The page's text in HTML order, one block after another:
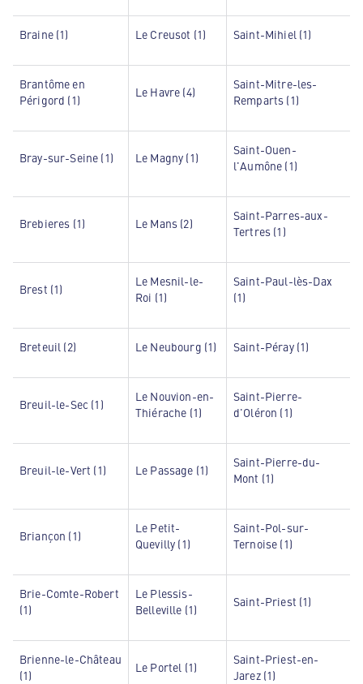
Braine (1) Le Creusot (1) Saint-Mihiel (1)
Brantôme en
Périgord (1)
Le Havre (4)
Saint-Mitre-les-
Remparts (1)
Bray-sur-Seine (1) Le Magny (1)
Saint-Ouen-
l'Aumône (1)
Brebieres (1) Le Mans (2)
Saint-Parres-aux-
Tertres (1)
Brest (1)
Le Mesnil-le-
Roi (1)
Saint-Paul-lès-Dax
(1)
Breteuil (2) Le Neubourg (1) Saint-Péray (1)
Breuil-le-Sec (1)
Le Nouvion-en-
Thiérache (1)
Saint-Pierre-
d'Oléron (1)
Breuil-le-Vert (1) Le Passage (1)
Saint-Pierre-du-
Mont (1)
Briançon (1)
Le Petit-
Quevilly (1)
Saint-Pol-sur-
Ternoise (1)
Brie-Comte-Robert
(1)
Le Plessis-
Belleville (1)
Saint-Priest (1)
Brienne-le-Château
(1)
Le Portel (1)
Saint-Priest-en-
Jarez (1)